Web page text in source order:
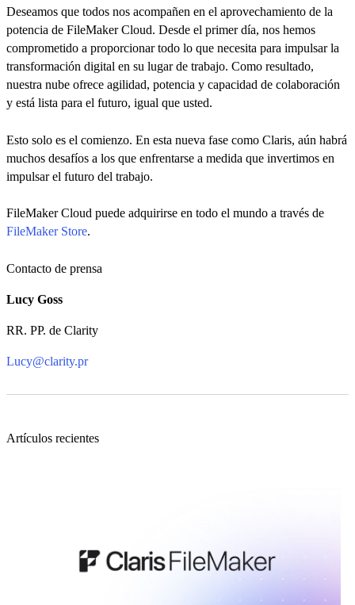
Deseamos que todos nos acompañen en el aprovechamiento de la
potencia de FileMaker Cloud. Desde el primer día, nos hemos
comprometido a proporcionar todo lo que necesita para impulsar la
transformación digital en su lugar de trabajo. Como resultado,
nuestra nube ofrece agilidad, potencia y capacidad de colaboración
y está lista para el futuro, igual que usted.
Esto solo es el comienzo. En esta nueva fase como Claris, aún habrá
muchos desafíos a los que enfrentarse a medida que invertimos en
impulsar el futuro del trabajo.
FileMaker Cloud puede adquirirse en todo el mundo a través de
FileMaker Store.
Contacto de prensa
Lucy Goss
RR. PP. de Clarity
Lucy@clarity.pr
Artículos recientes